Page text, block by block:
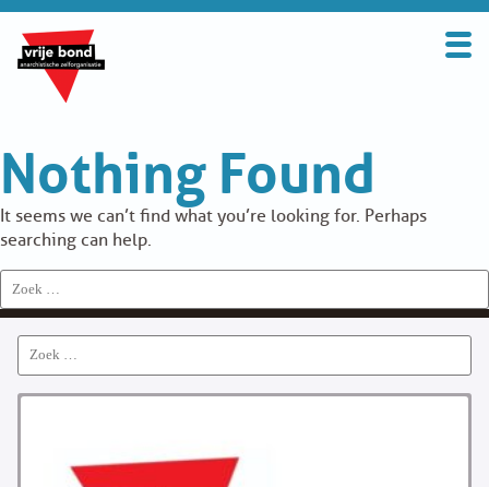
Search
for:
BOND
OVER DE VRIJE BOND
UITGANGSPUNTEN
WORD LID
CONTRIBUTIE
CONTACT
Nothing Found
It seems we can’t find what you’re looking for. Perhaps
searching can help.
Search
for:
Search
for: